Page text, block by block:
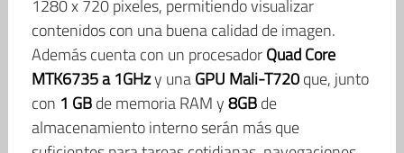
1280 x 720 pixeles, permitiendo visualizar
contenidos con una buena calidad de imagen.
Además cuenta con un procesadorQuad Core
MTK6735 a 1GHzy unaGPU Mali-T720que, junto
con 1 GBde memoria RAM y8GBde
almacenamiento interno serán más que